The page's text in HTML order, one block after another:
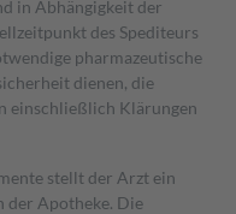
in Abhängigkeit der
des Spediteurs
pharmazeutische
dienen, die
einschließlich Klärungen
stellt der Arzt ein
der Apotheke. Die